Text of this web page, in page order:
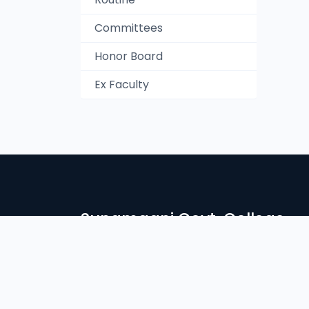
Committees
Honor Board
Ex Faculty
Sunamganj Govt. College